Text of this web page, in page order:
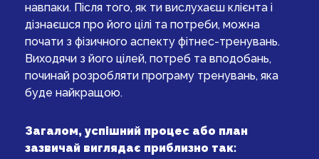
навпаки. Після того, як ти вислухаєш клієнта і
дізнаєшся про його цілі та потреби, можна
почати з фізичного аспекту фітнес-тренувань.
Виходячи з його цілей, потреб та вподобань,
починай розробляти програму тренувань, яка
буде найкращою.
Загалом, успішний процес або план
зазвичай виглядає приблизно так: